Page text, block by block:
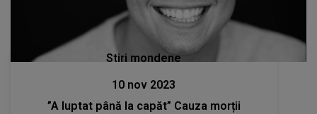
Stiri mondene
10 nov 2023
”A luptat până la capăt” Cauza morții